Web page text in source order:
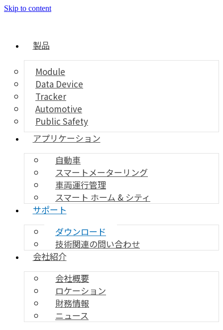
Skip to content
製品
Module
Data Device
Tracker
Automotive
Public Safety
アプリケーション
自動車
スマートメーターリング
車両運行管理
スマート ホーム & シティ
サポート
ダウンロード
技術関連の問い合わせ
会社紹介
会社概要
ロケーション
財務情報
ニュース